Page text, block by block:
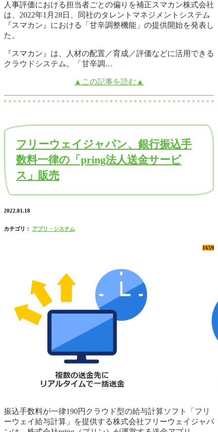
人事評価における担当者ごとの偏りを補正スマカン株式会社
は、2022年1月28日、同社のタレントマネジメントシステム
『スマカン』における「甘辛調整機能」の提供開始を発表し
た。
『スマカン』は、人材の配置／育成／評価などに活用できる
クラウドシステム。「甘辛調…
▲この記事を読む▲
フリーウェイジャパン、銀行振込手
数料一律の「pring法人送金サービ
ス」販売
2022.01.18
カテゴリ： アプリ・システム
1659
振込手数料が一律190円クラウド型の給与計算ソフト「フリ
ーウェイ給与計算」を提供する株式会社フリーウェイジャパ